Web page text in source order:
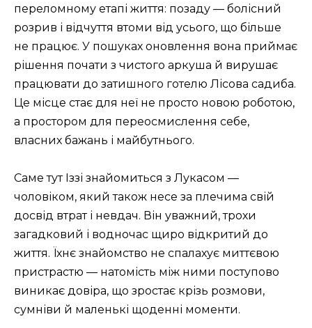
переломному етапі життя: позаду — болісний
розрив і відчуття втоми від усього, що більше
не працює. У пошуках оновлення вона приймає
рішення почати з чистого аркуша й вирушає
працювати до затишного готелю Лісова садиба.
Це місце стає для неї не просто новою роботою,
а простором для переосмислення себе,
власних бажань і майбутнього.
Саме тут Іззі знайомиться з Лукасом —
чоловіком, який також несе за плечима свій
досвід втрат і невдач. Він уважний, трохи
загадковий і водночас щиро відкритий до
життя. Їхнє знайомство не спалахує миттєвою
пристрастю — натомість між ними поступово
виникає довіра, що зростає крізь розмови,
сумніви й маленькі щоденні моменти.